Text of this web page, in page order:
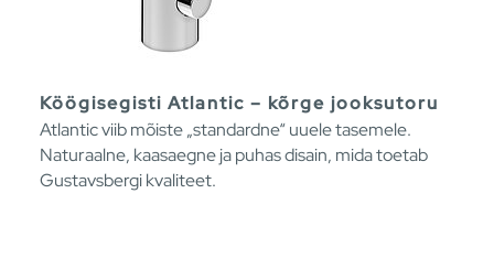
Köögisegisti Atlantic – kõrge jooksutoru
Atlantic viib mõiste „standardne“ uuele tasemele.
Naturaalne, kaasaegne ja puhas disain, mida toetab
Gustavsbergi kvaliteet.